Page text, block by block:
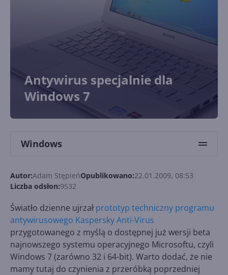
Antywirus specjalnie dla
Windows 7
Windows
Autor:Adam StępieńOpublikowano:22.01.2009, 08:53
Liczba odsłon:9532
Światło dzienne ujrzał prototyp techniczny programu
antywirusowego Kaspersky Anti-Virus
przygotowanego z myślą o dostępnej już wersji beta
najnowszego systemu operacyjnego Microsoftu, czyli
Windows 7 (zarówno 32 i 64-bit). Warto dodać, że nie
mamy tutaj do czynienia z przeróbką poprzedniej